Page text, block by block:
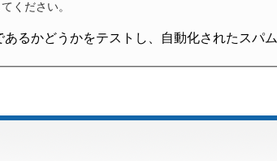
ください。
るかどうかをテストし、自動化されたスパ